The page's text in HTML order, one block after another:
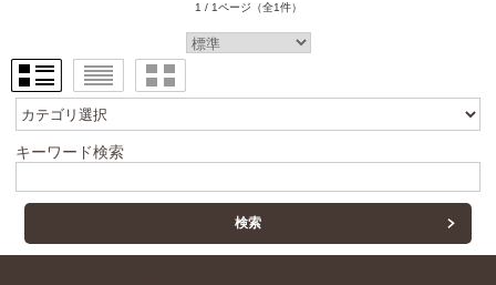
1 / 1ページ （全1件）
キーワード検索